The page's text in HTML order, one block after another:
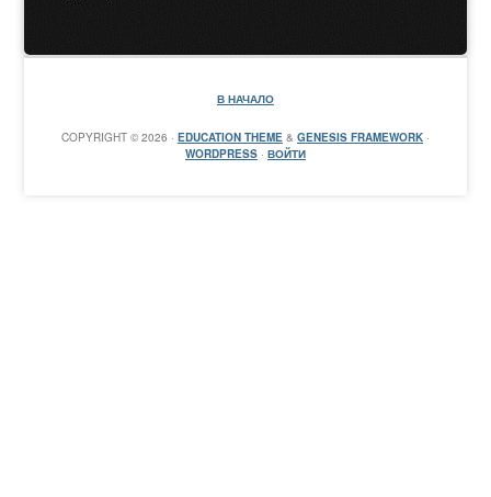
В НАЧАЛО
COPYRIGHT © 2026 · EDUCATION THEME & GENESIS FRAMEWORK ·
WORDPRESS · ВОЙТИ